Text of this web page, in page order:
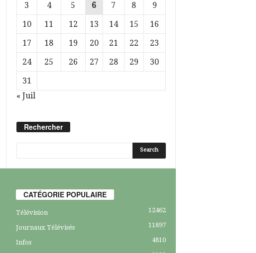
3
4 5 6 7 8
9
10
11 12 13 14 15
16
17
18 19 20 21 22
23
24
25 26 27 28 29
30
31
« Juil
Rechercher
CATÉGORIE POPULAIRE
Télévision 12462
Journaux Télévisés 11897
Infos
4810